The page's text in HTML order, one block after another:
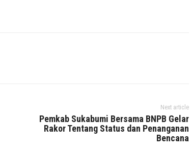
Next article
Pemkab Sukabumi Bersama BNPB Gelar
Rakor Tentang Status dan Penanganan
Bencana